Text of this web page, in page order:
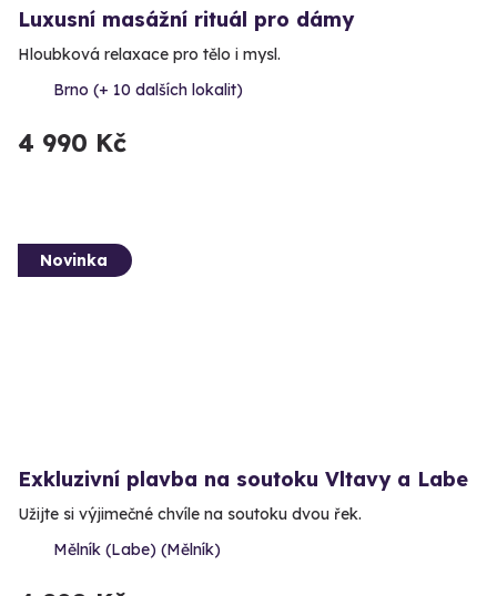
Luxusní masážní rituál pro dámy
Hloubková relaxace pro tělo i mysl.
Brno (+ 10 dalších lokalit)
4 990 Kč
Novinka
Exkluzivní plavba na soutoku Vltavy a Labe
Užijte si výjimečné chvíle na soutoku dvou řek.
Mělník (Labe) (Mělník)